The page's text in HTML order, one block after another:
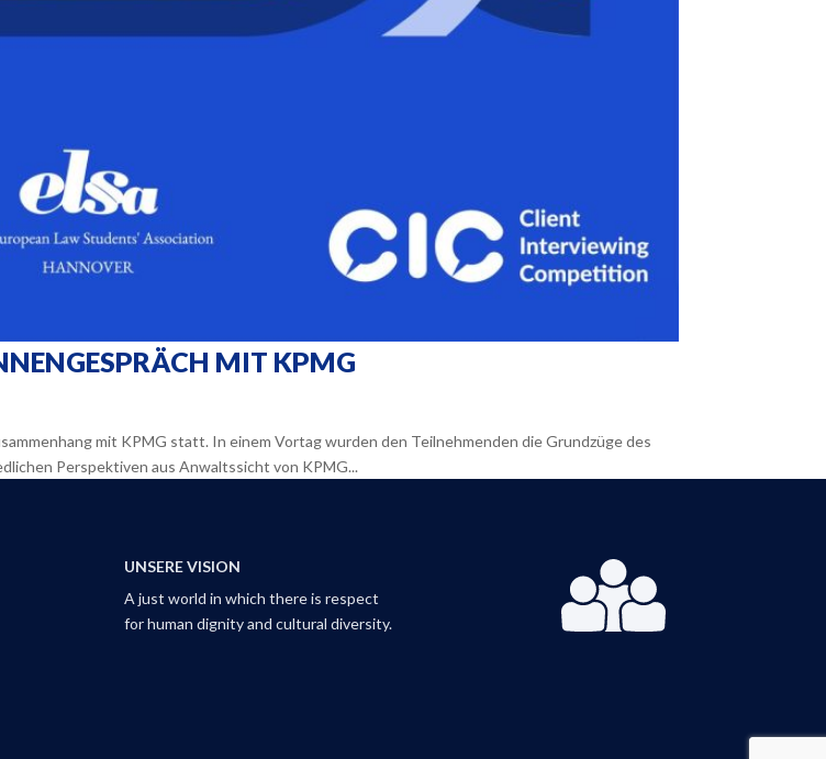
MIT KPMG
mit KPMG statt. In einem Vortag wurden den Teilnehmenden die Grundzüge des
Perspektiven aus Anwaltssicht von KPMG...
UNSERE VISION
A just world in which there is respect
for human dignity and cultural diversity.